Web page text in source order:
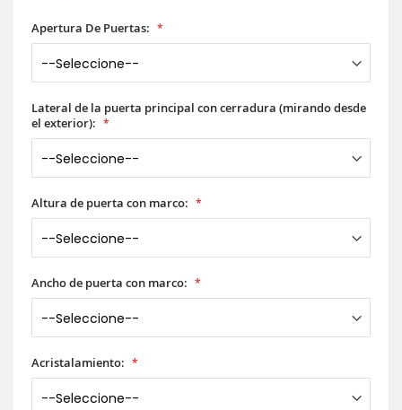
Apertura De Puertas:
Lateral de la puerta principal con cerradura (mirando desde
el exterior):
Altura de puerta con marco:
Ancho de puerta con marco:
Acristalamiento: